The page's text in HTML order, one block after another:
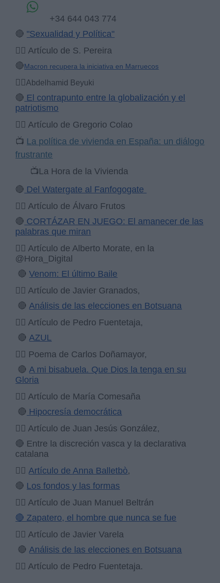
+34 644 043 774
🔴 "Sexualidad y Política"
✍🏻 Artículo de S. Pereira
🔴Macron recupera la iniciativa en Marruecos
✍🏻Abdelhamid Beyuki
🔴 El contrapunto entre la globalización y el
patriotismo
✍🏻 Artículo de Gregorio Colao
📺 La política de vivienda en España: un diálogo
frustrante
📺La Hora de la Vivienda
🔴 Del Watergate al Fanfogogate
✍🏻 Artículo de Álvaro Frutos
🔴 CORTÁZAR EN JUEGO: El amanecer de las
palabras que miran
✍🏻 Artículo de Alberto Morate, en la
@Hora_Digital
🔴Venom: El último Baile
✍🏻 Artículo de Javier Granados,
🔴Análisis de las elecciones en Botsuana
✍🏻 Artículo de Pedro Fuentetaja,
🔴AZUL
✍🏻 Poema de Carlos Doñamayor,
🔴A mi bisabuela. Que Dios la tenga en su
Gloria
✍🏻 Artículo de María Comesaña
🔴 Hipocresía democrática
✍🏻 Artículo de Juan Jesús González,
🔴 Entre la discreción vasca y la declarativa
catalana
✍🏻Artículo de Anna Balletbò,
🔴 Los fondos y las formas
✍🏻 Artículo de Juan Manuel Beltrán
🔴 Zapatero, el hombre que nunca se fue
✍🏻 Artículo de Javier Varela
🔴Análisis de las elecciones en Botsuana
✍🏻 Artículo de Pedro Fuentetaja.